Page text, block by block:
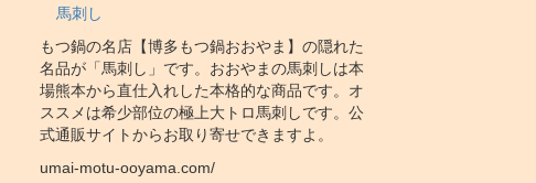
馬刺し
もつ鍋の名店【博多もつ鍋おおやま】の隠れた
名品が「馬刺し」です。おおやまの馬刺しは本
場熊本から直仕入れした本格的な商品です。オ
ススメは希少部位の極上大トロ馬刺しです。公
式通販サイトからお取り寄せできますよ。
umai-motu-ooyama.com/